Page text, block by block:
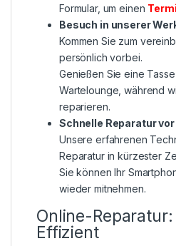
Formular, um einen
Besuch in unserer
Kommen Sie zum
persönlich vorbei.
Genießen Sie eine
Wartelounge, während
reparieren.
Schnelle Reparatur vor
Unsere erfahrenen
Reparatur in kürzester
Sie können Ihr
wieder mitnehmen.
Online-
Effizient